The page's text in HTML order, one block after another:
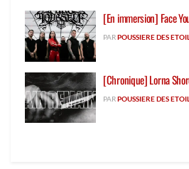
[En immersion] Face
PARPOUSSIERE DES
[Chronique] Lorna
PARPOUSSIERE DES